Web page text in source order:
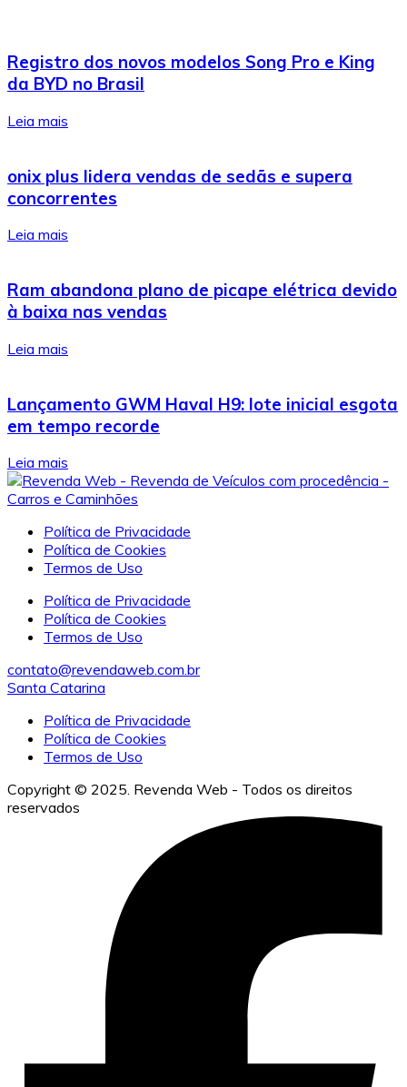
Registro dos novos modelos Song Pro e King
da BYD no Brasil
Leia mais
onix plus lidera vendas de sedãs e supera
concorrentes
Leia mais
Ram abandona plano de picape elétrica devido
à baixa nas vendas
Leia mais
Lançamento GWM Haval H9: lote inicial esgota
em tempo recorde
Leia mais
Política de Privacidade
Política de Cookies
Termos de Uso
Política de Privacidade
Política de Cookies
Termos de Uso
contato@revendaweb.com.br
Santa Catarina
Política de Privacidade
Política de Cookies
Termos de Uso
Copyright © 2025. Revenda Web - Todos os direitos
reservados